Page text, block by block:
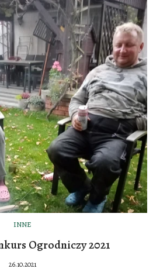
INNE
Ogrodniczy 2021
26.10.2021